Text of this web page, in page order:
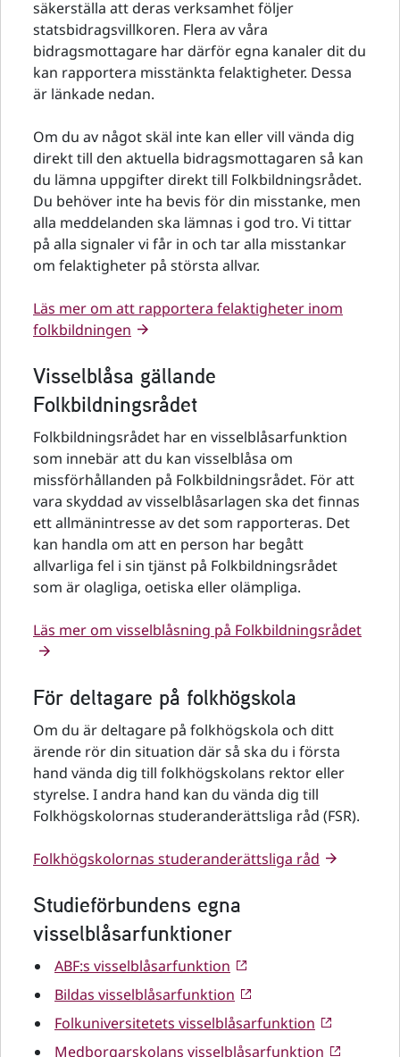
säkerställa att deras verksamhet följer
statsbidragsvillkoren. Flera av våra
bidragsmottagare har därför egna kanaler dit du
kan rapportera misstänkta felaktigheter. Dessa
är länkade nedan.
Om du av något skäl inte kan eller vill vända dig
direkt till den aktuella bidragsmottagaren så kan
du lämna uppgifter direkt till Folkbildningsrådet.
Du behöver inte ha bevis för din misstanke, men
alla meddelanden ska lämnas i god tro. Vi tittar
på alla signaler vi får in och tar alla misstankar
om felaktigheter på största allvar.
Läs mer om att rapportera felaktigheter inom
folkbildningen
Visselblåsa gällande
Folkbildningsrådet
Folkbildningsrådet har en visselblåsarfunktion
som innebär att du kan visselblåsa om
missförhållanden på Folkbildningsrådet. För att
vara skyddad av visselblåsarlagen ska det finnas
ett allmänintresse av det som rapporteras. Det
kan handla om att en person har begått
allvarliga fel i sin tjänst på Folkbildningsrådet
som är olagliga, oetiska eller olämpliga.
Läs mer om visselblåsning på Folkbildningsrådet
För deltagare på folkhögskola
Om du är deltagare på folkhögskola och ditt
ärende rör din situation där så ska du i första
hand vända dig till folkhögskolans rektor eller
styrelse. I andra hand kan du vända dig till
Folkhögskolornas studeranderättsliga råd (FSR).
Folkhögskolornas studeranderättsliga råd
Studieförbundens egna
visselblåsarfunktioner
ABF:s visselblåsarfunktion
Bildas visselblåsarfunktion
Folkuniversitetets visselblåsarfunktion
Medborgarskolans visselblåsarfunktion